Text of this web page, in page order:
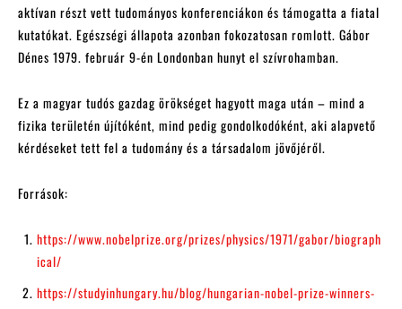
aktívan részt vett tudományos konferenciákon és támogatta a fiatal
kutatókat. Egészségi állapota azonban fokozatosan romlott. Gábor
Dénes 1979. február 9-én Londonban hunyt el szívrohamban.
Ez a magyar tudós gazdag örökséget hagyott maga után – mind a
fizika területén újítóként, mind pedig gondolkodóként, aki alapvető
kérdéseket tett fel a tudomány és a társadalom jövőjéről.
Források:
https://www.nobelprize.org/prizes/physics/1971/gabor/biograph
ical/
https://studyinhungary.hu/blog/hungarian-nobel-prize-winners-